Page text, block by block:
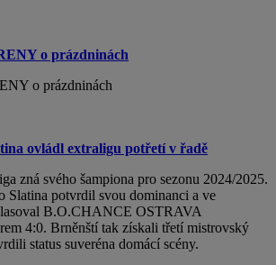
o prázdninách
o prázdninách
ovládl extraligu potřetí v řadě
zná svého šampiona pro sezonu 2024/2025.
Slatina potvrdil svou dominanci a ve
B.O.CHANCE OSTRAVA
4:0. Brněnští tak získali třetí mistrovský
status suveréna domácí scény.